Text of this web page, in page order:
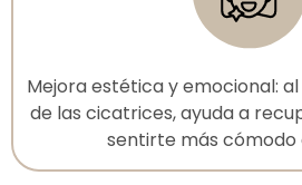
Mejora estética y emocional:
de las cicatrices, ayuda a
sentirte más cómodo